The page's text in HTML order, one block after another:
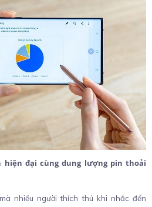
hiện đại cùng dung lượng pin thoải
nhiều người thích thú khi nhắc đến